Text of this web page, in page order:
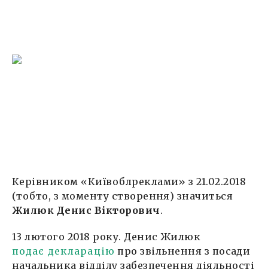
Керівником «Київоблреклами» з 21.02.2018
(тобто, з моменту створення) значиться
Жилюк Денис Вікторович.
13 лютого 2018 року. Денис Жилюк
подає декларацію про звільнення з посади
начальника відділу забезпечення діяльності